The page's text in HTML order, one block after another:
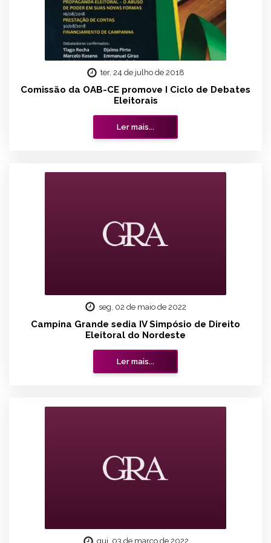
ter, 24 de julho de 2018
Comissão da OAB-CE promove I Ciclo de Debates
Eleitorais
Ler mais...
seg, 02 de maio de 2022
Campina Grande sedia IV Simpósio de Direito
Eleitoral do Nordeste
Ler mais...
qui, 03 de março de 2022